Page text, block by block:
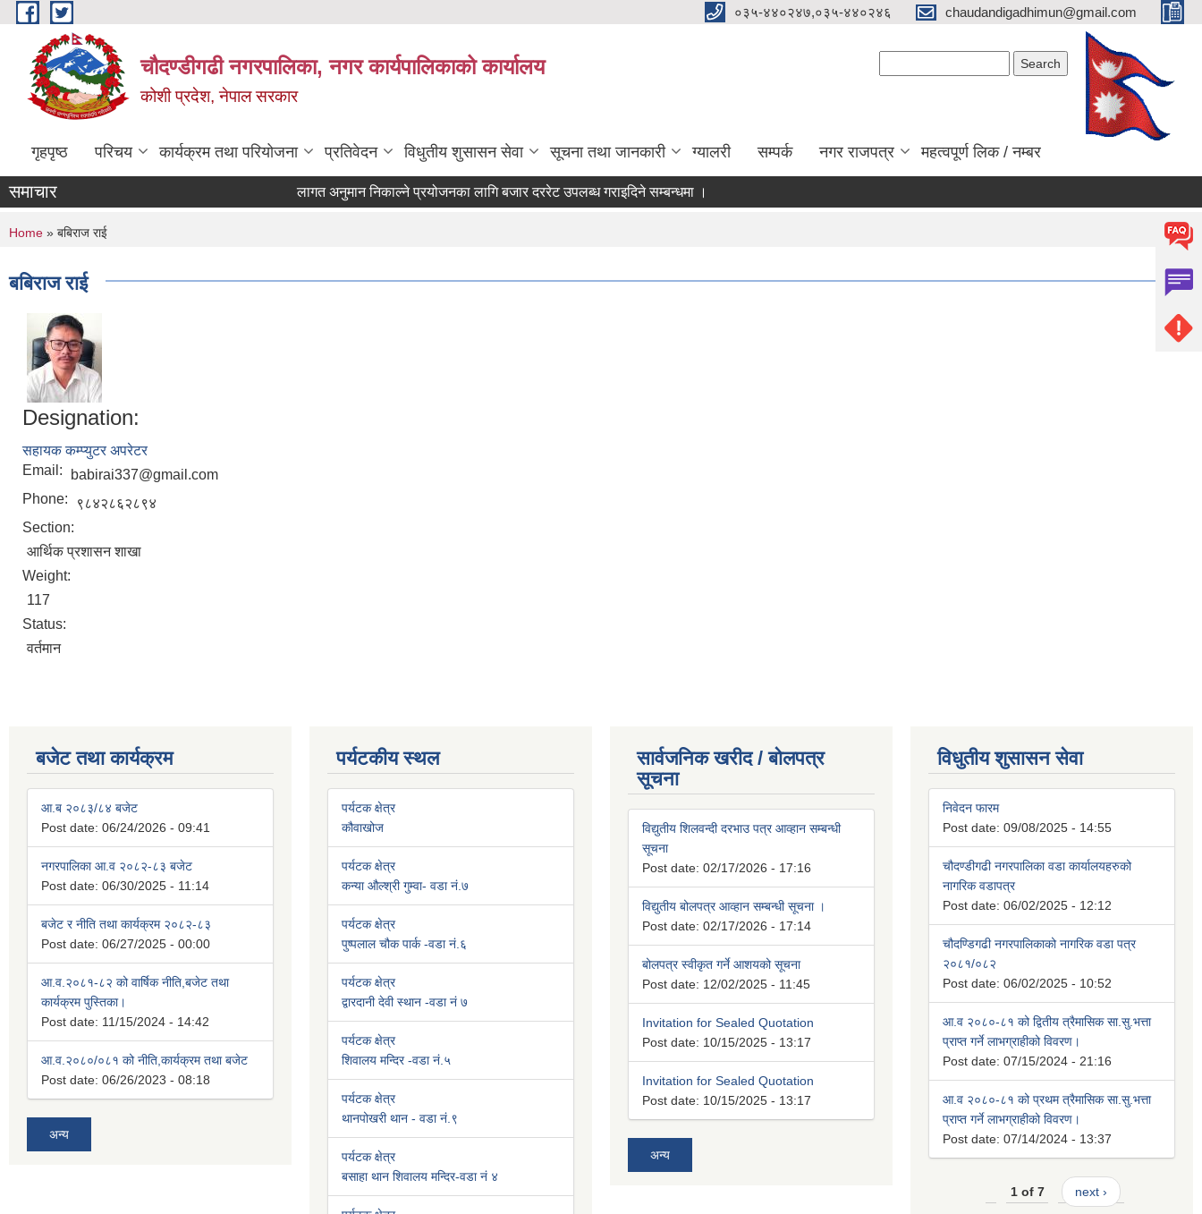
Skip to main content ०३५-४४०२४७,०३५-४४०२४६ chaudandigadhimun@gmail.com
चौदण्डीगढी नगरपालिका, नगर कार्यपालिकाको कार्यालय
कोशी प्रदेश, नेपाल सरकार
गृहपृष्ठ परिचय कार्यक्रम तथा परियोजना प्रतिवेदन विधुतीय शुसासन सेवा सूचना तथा जानकारी ग्यालरी सम्पर्क नगर राजपत्र महत्वपूर्ण लिक / नम्बर
समाचार लागत अनुमान निकाल्ने प्रयोजनका लागि बजार दररेट उपलब्ध गराइदिने सम्बन्धमा ।
You are here
Home » बबिराज राई
बबिराज राई
Designation:
सहायक कम्प्युटर अपरेटर
Email:
babirai337@gmail.com
Phone:
९८४२८६२८९४
Section:
आर्थिक प्रशासन शाखा
Weight:
117
Status:
वर्तमान
बजेट तथा कार्यक्रम
आ.ब २०८३/८४ बजेट
Post date: 06/24/2026 - 09:41
नगरपालिका आ.व २०८२-८३ बजेट
Post date: 06/30/2025 - 11:14
बजेट र नीति तथा कार्यक्रम २०८२-८३
Post date: 06/27/2025 - 00:00
आ.व.२०८१-८२ को वार्षिक नीति,बजेट तथा
कार्यक्रम पुस्तिका।
Post date: 11/15/2024 - 14:42
आ.व.२०८०/०८१ को नीति,कार्यक्रम तथा बजेट
Post date: 06/26/2023 - 08:18
अन्य
पर्यटकीय स्थल
पर्यटक क्षेत्र
कौवाखोज
पर्यटक क्षेत्र
कन्या औल्श्री गुम्वा- वडा नं.७
पर्यटक क्षेत्र
पुष्पलाल चौक पार्क -वडा नं.६
पर्यटक क्षेत्र
द्वारदानी देवी स्थान -वडा नं ७
पर्यटक क्षेत्र
शिवालय मन्दिर -वडा नं.५
पर्यटक क्षेत्र
थानपोखरी थान - वडा नं.९
पर्यटक क्षेत्र
बसाहा थान शिवालय मन्दिर-वडा नं ४
सार्वजनिक खरीद / बोलपत्र
सूचना
विद्युतीय शिलवन्दी दरभाउ पत्र आव्हान सम्बन्धी
सूचना
Post date: 02/17/2026 - 17:16
विद्युतीय बोलपत्र आव्हान सम्बन्धी सूचना ।
Post date: 02/17/2026 - 17:14
बोलपत्र स्वीकृत गर्ने आशयको सूचना
Post date: 12/02/2025 - 11:45
Invitation for Sealed Quotation
Post date: 10/15/2025 - 13:17
Invitation for Sealed Quotation
Post date: 10/15/2025 - 13:17
अन्य
विधुतीय शुसासन सेवा
निवेदन फारम
Post date: 09/08/2025 - 14:55
चौदण्डीगढी नगरपालिका वडा कार्यालयहरुको
नागरिक वडापत्र
Post date: 06/02/2025 - 12:12
चौदण्डिगढी नगरपालिकाको नागरिक वडा पत्र
२०८१/०८२
Post date: 06/02/2025 - 10:52
आ.व २०८०-८१ को द्वितीय त्रैमासिक सा.सु.भत्ता
प्राप्त गर्ने लाभग्राहीको विवरण।
Post date: 07/15/2024 - 21:16
आ.व २०८०-८१ को प्रथम त्रैमासिक सा.सु.भत्ता
प्राप्त गर्ने लाभग्राहीको विवरण।
Post date: 07/14/2024 - 13:37
1 of 7 next ›